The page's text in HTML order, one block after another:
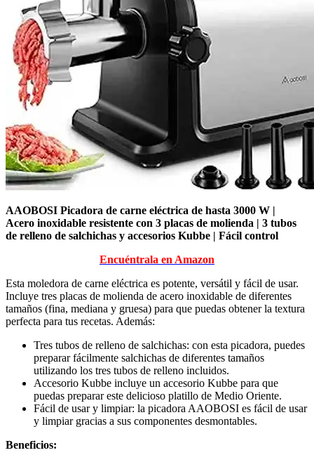
AAOBOSI Picadora de carne eléctrica de hasta 3000 W |
Acero inoxidable resistente con 3 placas de molienda | 3 tubos
de relleno de salchichas y accesorios Kubbe | Fácil control
Encuéntrala en Amazon
Esta moledora de carne eléctrica es potente, versátil y fácil de usar.
Incluye tres placas de molienda de acero inoxidable de diferentes
tamaños (fina, mediana y gruesa) para que puedas obtener la textura
perfecta para tus recetas. Además:
Tres tubos de relleno de salchichas: con esta picadora, puedes
preparar fácilmente salchichas de diferentes tamaños
utilizando los tres tubos de relleno incluidos.
Accesorio Kubbe incluye un accesorio Kubbe para que
puedas preparar este delicioso platillo de Medio Oriente.
Fácil de usar y limpiar: la picadora AAOBOSI es fácil de usar
y limpiar gracias a sus componentes desmontables.
Beneficios: